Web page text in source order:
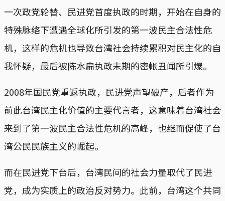
一次政党轮替、民进党首度执政的时期，开始在自身的
特殊脉络下遭遇全球化所引发的第一波民主合法性危
机，这样的危机也导致台湾社会持续累积对民主化的自
我怀疑，最后被陈水扁执政末期的密帐丑闻所引爆。
2008年国民党重返执政，民进党声望破产，后者作为
前此台湾民主化价值的主要代言者，这意味着台湾社会
来到了第一波民主合法性危机的高峰，也继而促使了台
湾公民民族主义的崛起。
而在民进党下台后，台湾民间的社会力量取代了民进
党，成为实质上的政治反对势力。此前，台湾这个共同